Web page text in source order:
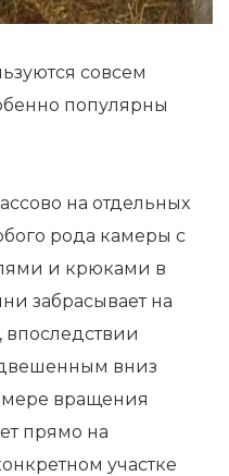
совсем
популярны
на отдельных
рода камеры с
и крюками в
забрасывает на
вниз
вращения
прямо на
участке